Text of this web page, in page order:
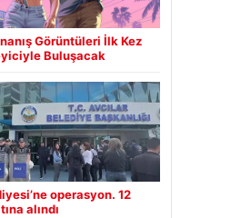
Görüntüleri İlk Kez
Buluşacak
operasyon. 12
alındı